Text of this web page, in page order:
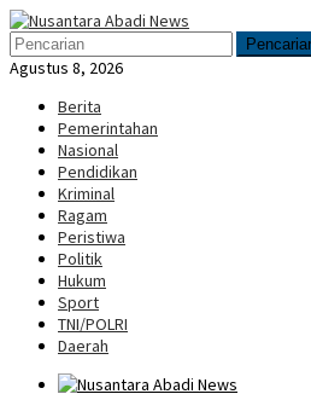
Loncat
ke
konten
Menu
Mobile
Agustus 8, 2026
Berita
Pemerintahan
Nasional
Pendidikan
Kriminal
Ragam
Peristiwa
Politik
Hukum
Sport
TNI/POLRI
Daerah